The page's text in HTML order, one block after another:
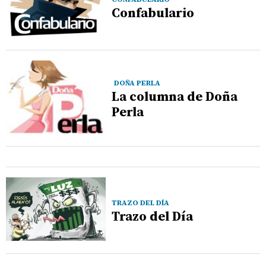
Confabulario
DOÑA PERLA
La columna de Doña
Perla
TRAZO DEL DÍA
Trazo del Día